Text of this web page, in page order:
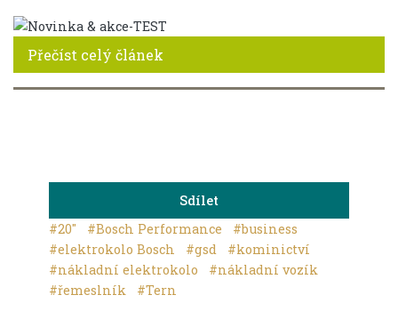
Přečíst celý článek
Sdílet
#20"
#Bosch Performance
#business
#elektrokolo Bosch
#gsd
#kominictví
#nákladní elektrokolo
#nákladní vozík
#řemeslník
#Tern